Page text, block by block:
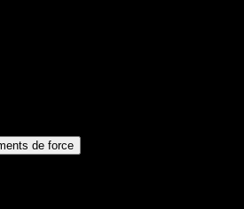
de force